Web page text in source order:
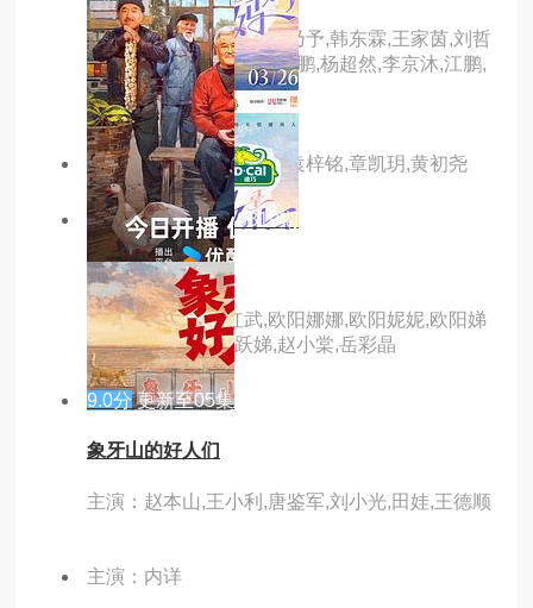
主演：张予曦,王子奇,柯乃予,韩东霖,王家茵,刘哲
珲,王千果,莫小奇,郑玉,贺鹏,杨超然,李京沐,江鹏,
刘潺,金珈,杨冬麒
主演：蔡正杰,蒋袁娅蓉,袁梓铭,章凯玥,黄初尧
6.0分 更新至20240319期
是女儿是妈妈
主演：王珞丹,谢红武,欧阳娜娜,欧阳妮妮,欧阳娣
娣,傅娟,陶昕然,陶跃娣,赵小棠,岳彩晶
9.0分 更新至05集
象牙山的好人们
主演：赵本山,王小利,唐鉴军,刘小光,田娃,王德顺
主演：内详